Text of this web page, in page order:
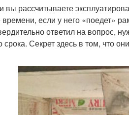
рассчитываете
если у него «поедет»
ответил на вопрос,
срока. Секрет здесь в том, что